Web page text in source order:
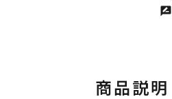
rate_review
商品説明